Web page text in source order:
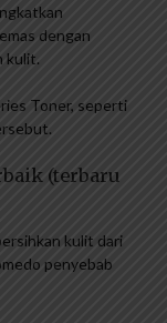
dengan
kulit.
Toner, seperti
(terbaru
kulit dari
penyebab